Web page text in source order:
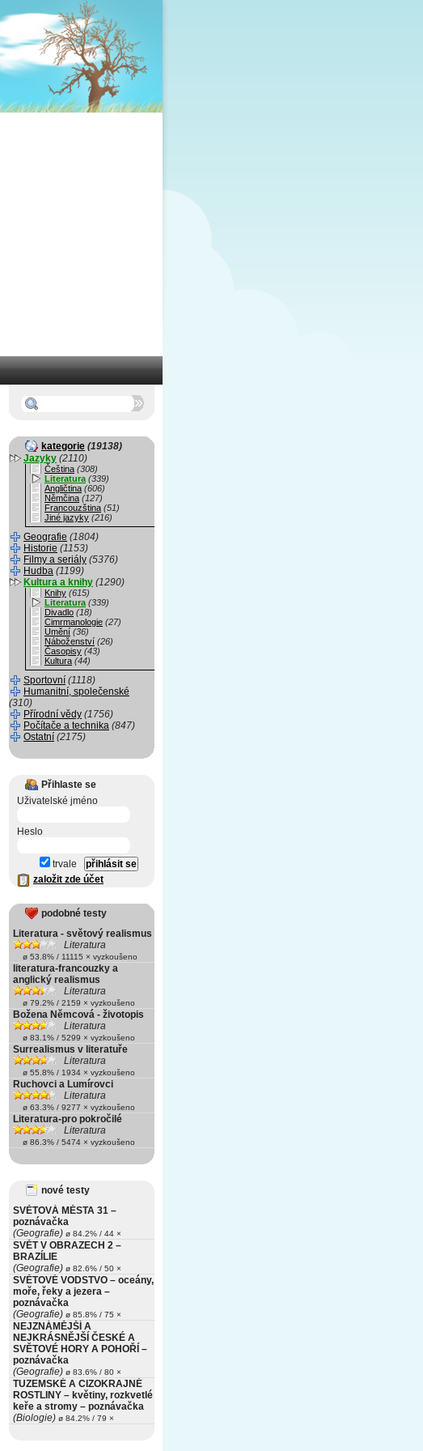
kategorie (19138)
Jazyky (2110)
Čeština (308)
Literatura (339)
Angličtina (606)
Němčina (127)
Francouzština (51)
Jiné jazyky (216)
Geografie (1804)
Historie (1153)
Filmy a seriály (5376)
Hudba (1199)
Kultura a knihy (1290)
Knihy (615)
Literatura (339)
Divadlo (18)
Cimrmanologie (27)
Umění (36)
Náboženství (26)
Časopisy (43)
Kultura (44)
Sportovní (1118)
Humanitní, společenské
(310)
Přírodní vědy (1756)
Počítače a technika (847)
Ostatní (2175)
Přihlaste se
Uživatelské jméno
Heslo
trvale
založit zde účet
podobné testy
Literatura - světový realismus
Literatura
ø 53.8% / 11115 × vyzkoušeno
literatura-francouzky a
anglický realismus
Literatura
ø 79.2% / 2159 × vyzkoušeno
Božena Němcová - životopis
Literatura
ø 83.1% / 5299 × vyzkoušeno
Surrealismus v literatuře
Literatura
ø 55.8% / 1934 × vyzkoušeno
Ruchovci a Lumírovci
Literatura
ø 63.3% / 9277 × vyzkoušeno
Literatura-pro pokročilé
Literatura
ø 86.3% / 5474 × vyzkoušeno
nové testy
SVĚTOVÁ MĚSTA 31 –
poznávačka
(Geografie) ø 84.2% / 44 ×
SVĚT V OBRAZECH 2 –
BRAZÍLIE
(Geografie) ø 82.6% / 50 ×
SVĚTOVÉ VODSTVO – oceány,
moře, řeky a jezera –
poznávačka
(Geografie) ø 85.8% / 75 ×
NEJZNÁMĚJŠÍ A
NEJKRÁSNĚJŠÍ ČESKÉ A
SVĚTOVÉ HORY A POHOŘÍ –
poznávačka
(Geografie) ø 83.6% / 80 ×
TUZEMSKÉ A CIZOKRAJNÉ
ROSTLINY – květiny, rozkvetlé
keře a stromy – poznávačka
(Biologie) ø 84.2% / 79 ×